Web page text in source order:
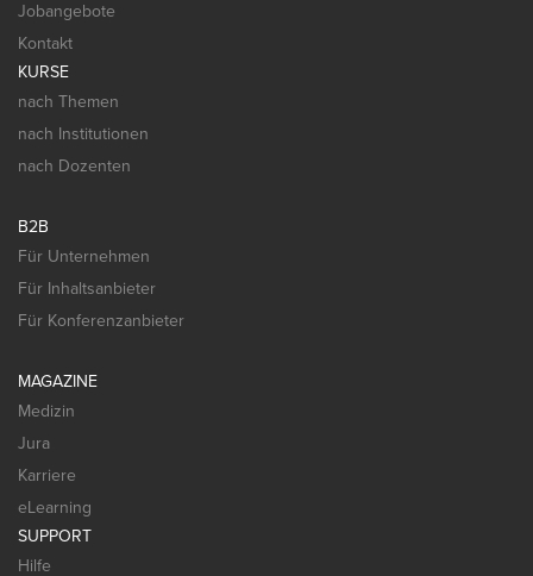
Jobangebote
Kontakt
KURSE
nach Themen
nach Institutionen
nach Dozenten
B2B
Für Unternehmen
Für Inhaltsanbieter
Für Konferenzanbieter
MAGAZINE
Medizin
Jura
Karriere
eLearning
SUPPORT
Hilfe